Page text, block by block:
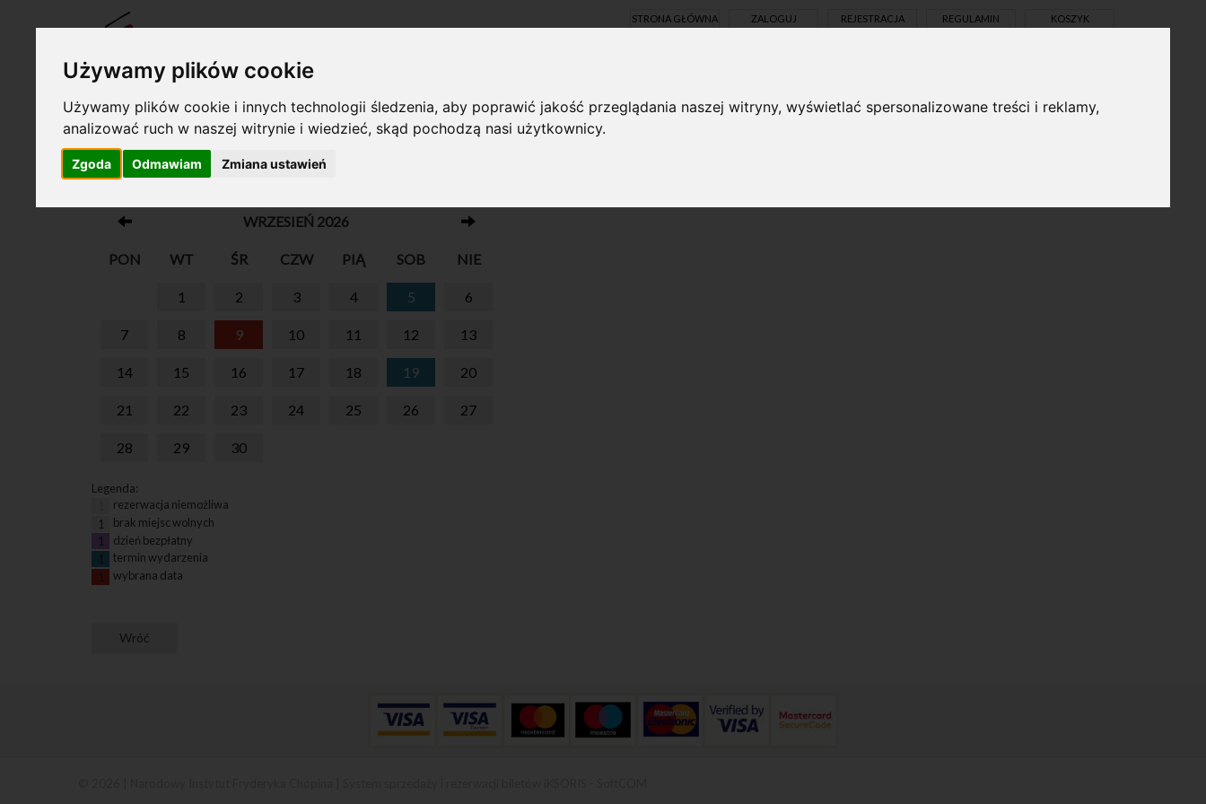
Używamy plików cookie
Używamy plików cookie i innych technologii śledzenia, aby poprawić jakość przeglądania naszej witryny, wyświetlać spersonalizowane treści i reklamy,
analizować ruch w naszej witrynie i wiedzieć, skąd pochodzą nasi użytkownicy.
Zgoda Odmawiam Zmiana ustawień
STRONA GŁÓWNA ZALOGUJ REJESTRACJA REGULAMIN KOSZYK
BILETY ONLINE
Twój koszyk jest pusty!
DŹWIĘKAMI MÓWIĄC. KONCERTY DLA RODZIN.
WRZESIEŃ 2026
PON WT ŚR CZW PIĄ SOB NIE
1 2 3 4 5 6
7 8 9 10 11 12 13
14 15 16 17 18 19 20
21 22 23 24 25 26 27
28 29 30
Legenda:
rezerwacja niemożliwa
1
brak miejsc wolnych
1
dzień bezpłatny
termin wydarzenia
1
wybrana data